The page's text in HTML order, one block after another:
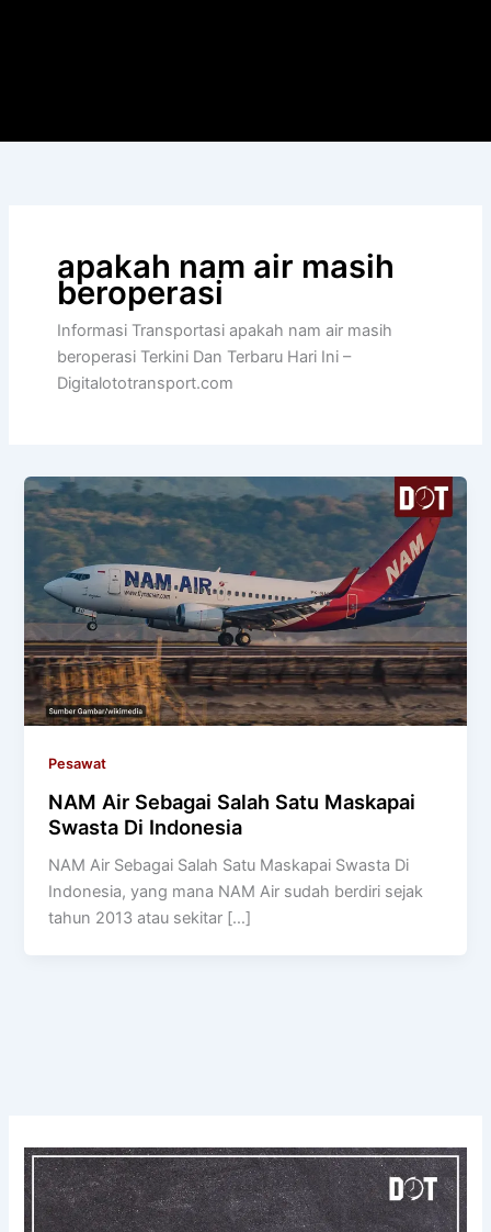
apakah nam air masih
beroperasi
Informasi Transportasi apakah nam air masih
beroperasi Terkini Dan Terbaru Hari Ini –
Digitalototransport.com
Pesawat
NAM Air Sebagai Salah Satu Maskapai
Swasta Di Indonesia
NAM Air Sebagai Salah Satu Maskapai Swasta Di
Indonesia, yang mana NAM Air sudah berdiri sejak
tahun 2013 atau sekitar […]